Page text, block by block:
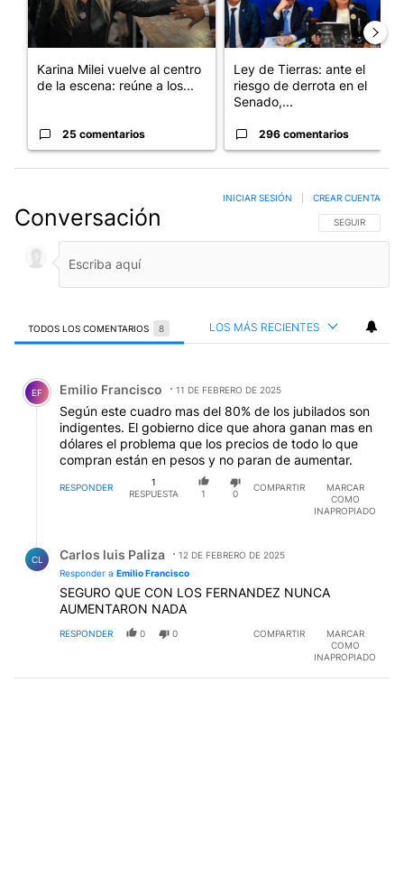
Karina Milei vuelve al centro
de la escena: reúne a los...
25 comentarios
Ley de Tierras: ante el
riesgo de derrota en el
Senado,...
296 comentarios
Conversación SIGA ESTA
SEGUIR
INICIAR SESIÓN CREAR CUENTA
TODOS LOS COMENTARIOS 8 LOS MÁS RECIENTES
Comentario de Emilio Francisco.
EF Emilio Francisco 11 DE FEBRERO DE 2025
Según este cuadro mas del 80% de los jubilados son
indigentes. El gobierno dice que ahora ganan mas en
dólares el problema que los precios de todo lo que
compran están en pesos y no paran de aumentar.
RESPONDER
1
RESPUESTA
1 0
COMPARTIR
MARCAR
COMO
INAPROPIADO
CL Carlos luis Paliza
12 DE FEBRERO DE 2025
Responder a Emilio Francisco
SEGURO QUE CON LOS FERNANDEZ NUNCA
AUMENTARON NADA
RESPONDER 0 0 COMPARTIR
MARCAR
COMO
INAPROPIADO